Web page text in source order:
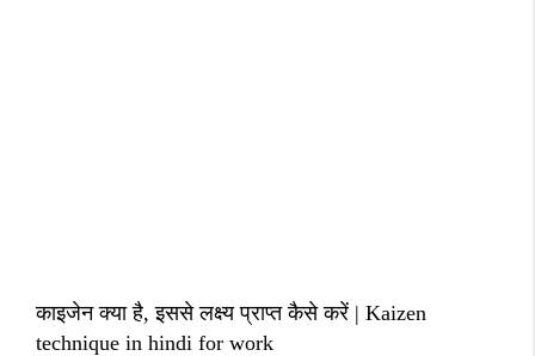
काइजेन क्या है, इससे लक्ष्य प्राप्त कैसे करें | Kaizen
technique in hindi for work